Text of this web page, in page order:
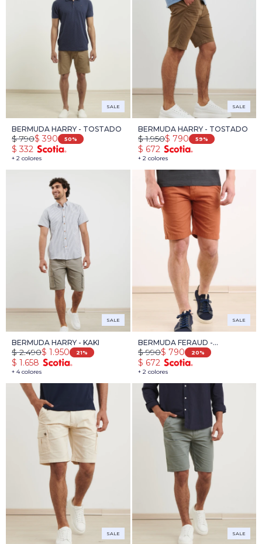
SALE
BERMUDA HARRY - TOSTADO
+ 2 colores
$ 390
$ 790 50
$ 332
SALE
BERMUDA HARRY - TOSTADO
+ 2 colores
$ 790
$ 1.950 59
$ 672
SALE
BERMUDA HARRY - KAKI
+ 4 colores
$ 1.950
$ 2.490 21
$ 1.658
SALE
BERMUDA FERAUD -
TOSTADO
+ 2 colores
$ 790
$ 990 20
$ 672
SALE SALE